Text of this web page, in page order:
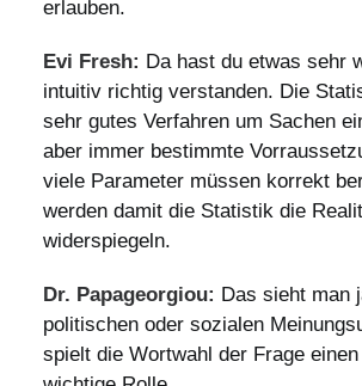
erlauben.
Evi Fresh: Da hast du etwas sehr
intuitiv richtig verstanden. Die
sehr gutes Verfahren um Sachen
aber immer bestimmte
viele Parameter müssen korrekt
werden damit die Statistik die
widerspiegeln.
Dr. Papageorgiou: Das sieht man
politischen oder sozialen
spielt die Wortwahl der Frage